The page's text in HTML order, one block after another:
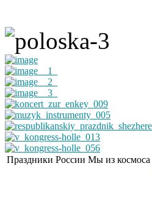
Праздники России Мы из космоса